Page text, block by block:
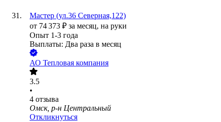
Мастер (ул.36 Северная,122)
от 74 373 ₽ за месяц, на руки
Опыт 1-3 года
Выплаты: Два раза в месяц
АО Тепловая компания
3.5
•
4 отзыва
Омск, р-н Центральный
Откликнуться